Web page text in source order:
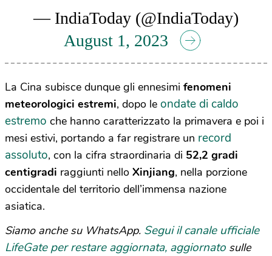
— IndiaToday (@IndiaToday)
August 1, 2023
La Cina subisce dunque gli ennesimi fenomeni
meteorologici estremi, dopo le ondate di caldo
estremo che hanno caratterizzato la primavera e poi i
mesi estivi, portando a far registrare un record
assoluto, con la cifra straordinaria di 52,2 gradi
centigradi raggiunti nello Xinjiang, nella porzione
occidentale del territorio dell’immensa nazione
asiatica.
Siamo anche su WhatsApp. Segui il canale ufficiale
LifeGate per restare aggiornata, aggiornato sulle